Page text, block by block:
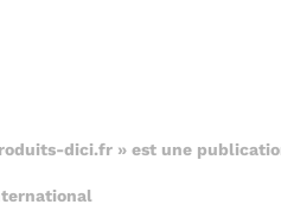
dici.fr » est une